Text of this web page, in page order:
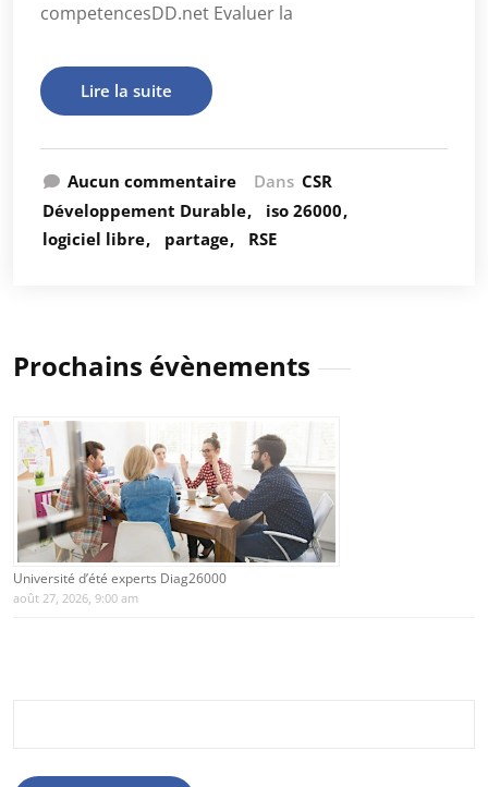
competencesDD.net Evaluer la
Lire la suite
Aucun commentaire Dans CSR
Développement Durable
iso 26000
logiciel libre
partage RSE
Prochains évènements
Université d’été experts Diag26000
août 27, 2026, 9:00 am